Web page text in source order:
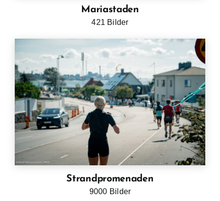
Mariastaden
421 Bilder
Strandpromenaden
9000 Bilder